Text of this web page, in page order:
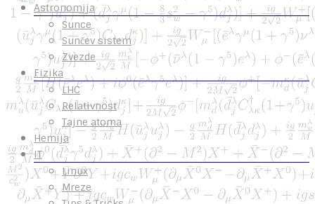
Astronomija
Sunce
Sunčev sistem
Zvezde
Fizika
LHC
Relativnost
Tajne atoma
Hemija
IT
Linux
Mreze